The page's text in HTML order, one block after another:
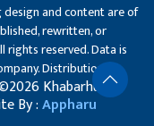
and content are of
rewritten, or
rights reserved. Data is
Distribution of
Khabarhub
By :Appharu